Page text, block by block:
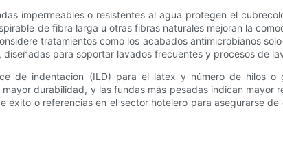
impermeables o resistentes al agua protegen el
de fibra larga u otras fibras naturales mejoran la
tratamientos como los acabados antimicrobianos
para soportar lavados frecuentes y procesos de
de indentación (ILD) para el látex y número de hilos o
durabilidad, y las fundas más pesadas indican mayor
o referencias en el sector hotelero para asegurarse